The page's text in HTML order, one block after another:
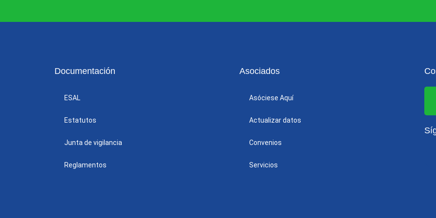
Documentación
ESAL
Estatutos
Junta de vigilancia
Reglamentos
Asociados
Asóciese Aquí
Actualizar datos
Convenios
Servicios